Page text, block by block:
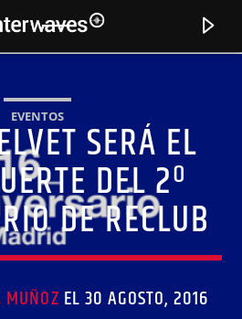
EVENTOS SERÁ EL
DEL 2º
DE RECLUB
MUÑOZ EL 30 AGOSTO, 2016